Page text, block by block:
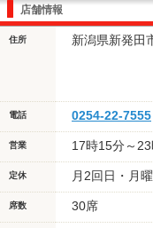
店舗情報
住所 新潟県新発田
電話 0254-22-7555
営業 17時15分～23
定休 月2回日・月曜
席数 30席